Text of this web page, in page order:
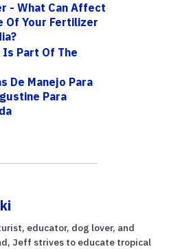
- What Can Affect
Of Your Fertilizer
Part Of The
De Manejo Para
Para
educator, dog lover, and
Jeff strives to educate tropical